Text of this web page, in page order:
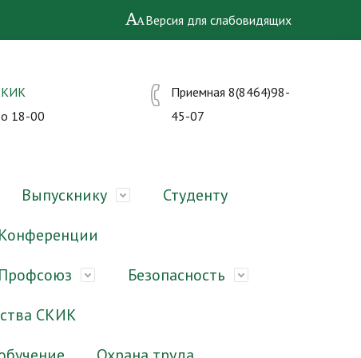
Версия для слабовидящих
18-00
Приемная 8(8464)98-
45-07
Выпускнику
Студенту
Конференции
Профсоюз Безопасность
СКИК